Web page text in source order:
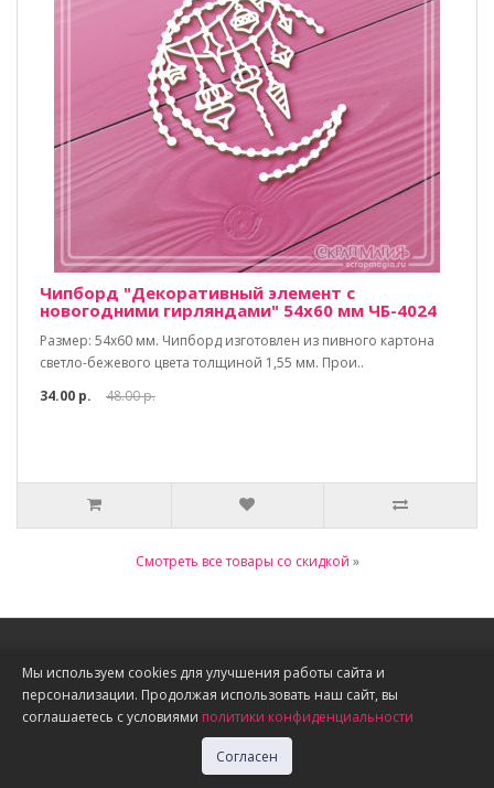
Чипборд "Декоративный элемент с
новогодними гирляндами" 54х60 мм ЧБ-4024
Размер: 54х60 мм. Чипборд изготовлен из пивного картона
светло-бежевого цвета толщиной 1,55 мм. Прои..
34.00 р.
48.00 р.
Смотреть все товары со скидкой »
Информация
О нас
Доставка, оплата, скидки
Политика конфиденциальности
Мы используем cookies для улучшения работы сайта и
персонализации. Продолжая использовать наш сайт, вы
соглашаетесь с условиями политики конфиденциальности
Согласен